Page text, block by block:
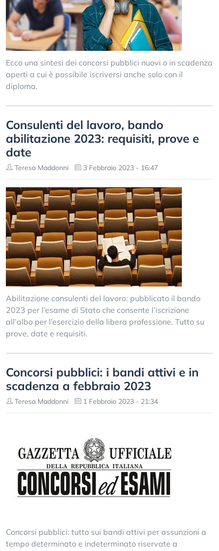
Ecco una sintesi dei concorsi pubblici nuovi o in scadenza
aperti a cui è possibile iscriversi anche solo con il
diploma.
Consulenti del lavoro, bando
abilitazione 2023: requisiti, prove e
date
Teresa Maddonni 3 Febbraio 2023 - 16:47
Abilitazione consulenti del lavoro: pubblicato il bando
2023 per l’esame di Stato che consente l’iscrizione
all’albo per l’esercizio della libera professione. Tutto su
prove, date e requisiti.
Concorsi pubblici: i bandi attivi e in
scadenza a febbraio 2023
Teresa Maddonni 1 Febbraio 2023 - 21:34
Concorsi pubblici: tutto sui bandi attivi per assunzioni a
tempo determinato e indeterminato riservate a